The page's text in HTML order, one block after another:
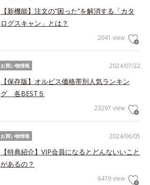
【新機能】注文の“困った”を解消する「カタ
ログスキャン」とは？
2041 view
2024/07/22
お買い物情報
【保存版】オルビス価格帯別人気ランキン
グ 各BEST５
23297 view
2024/06/05
お買い物情報
【特典紹介】VIP会員になるとどんないいこと
があるの？
6479 view